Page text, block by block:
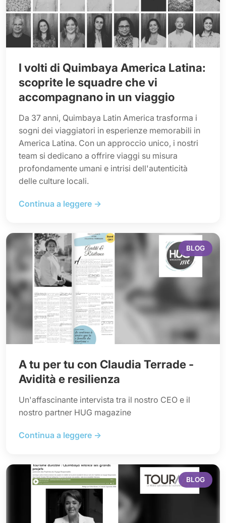
I volti di Quimbaya America Latina:
scoprite le squadre che vi
accompagnano in un viaggio
Da 37 anni, Quimbaya Latin America trasforma i
sogni dei viaggiatori in esperienze memorabili in
America Latina. Con un approccio unico, i nostri
team si dedicano a offrire viaggi su misura
profondamente umani e intrisi dell'autenticità
delle culture locali.
Continua a leggere →
BLOG
A tu per tu con Claudia Terrade -
Avidità e resilienza
Un'affascinante intervista tra il nostro CEO e il
nostro partner HUG magazine
Continua a leggere →
BLOG